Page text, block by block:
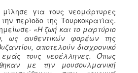
για τους νεομάρτυρες
περίοδο της Τουρκοκρατίας.
«Η ζωή και το μαρτύριο
ως αυθεντικών φορέων της
αποτελούν διαχρονικό
τους νεοέλληνες. Όπως
με την μουσουλμανική